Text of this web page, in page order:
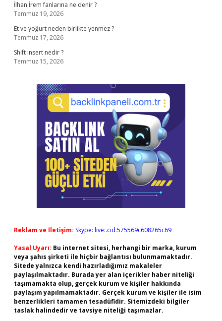
İlhan İrem fanlarına ne denir ?
Temmuz 19, 2026
Et ve yoğurt neden birlikte yenmez ?
Temmuz 17, 2026
Shift insert nedir ?
Temmuz 15, 2026
Reklam ve İletişim: Skype: live:.cid.575569c608265c69
Yasal Uyarı: Bu internet sitesi, herhangi bir marka, kurum
veya şahıs şirketi ile hiçbir bağlantısı bulunmamaktadır.
Sitede yalnızca kendi hazırladığımız makaleler
paylaşılmaktadır. Burada yer alan içerikler haber niteliği
taşımamakta olup, gerçek kurum ve kişiler hakkında
paylaşım yapılmamaktadır. Gerçek kurum ve kişiler ile isim
benzerlikleri tamamen tesadüfidir. Sitemizdeki bilgiler
taslak halindedir ve tavsiye niteliği taşımazlar.